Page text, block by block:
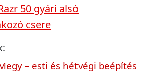
50 gyári alsó
csere
– esti és hétvégi beépítés